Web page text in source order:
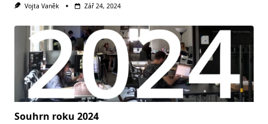
Vojta Vaněk Zář 24, 2024
Souhrn roku 2024